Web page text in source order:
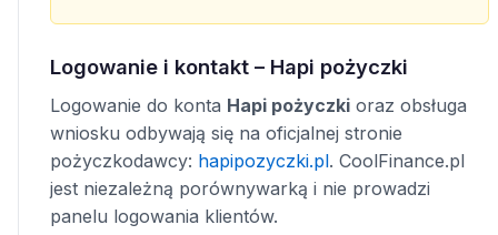
Logowanie i kontakt – Hapi pożyczki
Logowanie do konta Hapi pożyczki oraz obsługa
wniosku odbywają się na oficjalnej stronie
pożyczkodawcy: hapipozyczki.pl. CoolFinance.pl
jest niezależną porównywarką i nie prowadzi
panelu logowania klientów.